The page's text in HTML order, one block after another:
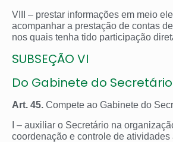
VIII – prestar informações em meio
acompanhar a prestação de contas
nos quais tenha tido participação
SUBSEÇÃO VI
Do Gabinete do
Art. 45. Compete ao Gabinete do
I – auxiliar o Secretário na
coordenação e controle de atividades